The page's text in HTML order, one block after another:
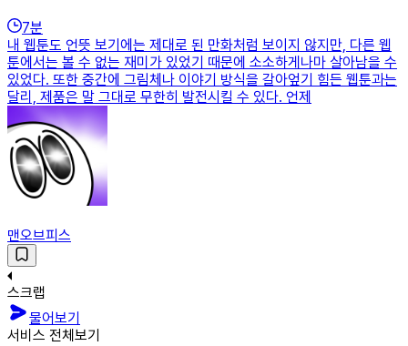
7분
내 웹툰도 언뜻 보기에는 제대로 된 만화처럼 보이지 않지만, 다른 웹
툰에서는 볼 수 없는 재미가 있었기 때문에 소소하게나마 살아남을 수
있었다. 또한 중간에 그림체나 이야기 방식을 갈아엎기 힘든 웹툰과는
달리, 제품은 말 그대로 무한히 발전시킬 수 있다. 언제
맨오브피스
스크랩
물어보기
서비스 전체보기